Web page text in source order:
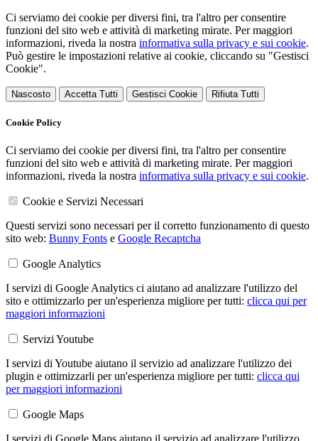
Ci serviamo dei cookie per diversi fini, tra l'altro per consentire
funzioni del sito web e attività di marketing mirate. Per maggiori
informazioni, riveda la nostra informativa sulla privacy e sui cookie.
Può gestire le impostazioni relative ai cookie, cliccando su "Gestisci
Cookie".
Nascosto Accetta Tutti Gestisci Cookie Rifiuta Tutti
Cookie Policy
Ci serviamo dei cookie per diversi fini, tra l'altro per consentire
funzioni del sito web e attività di marketing mirate. Per maggiori
informazioni, riveda la nostra informativa sulla privacy e sui cookie.
Cookie e Servizi Necessari
Questi servizi sono necessari per il corretto funzionamento di questo
sito web: Bunny Fonts e Google Recaptcha
Google Analytics
I servizi di Google Analytics ci aiutano ad analizzare l'utilizzo del
sito e ottimizzarlo per un'esperienza migliore per tutti: clicca qui per
maggiori informazioni
Servizi Youtube
I servizi di Youtube aiutano il servizio ad analizzare l'utilizzo dei
plugin e ottimizzarli per un'esperienza migliore per tutti: clicca qui
per maggiori informazioni
Google Maps